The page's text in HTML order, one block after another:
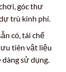
góc thư
trù kinh phí.
có, tái chế
tiên vật liệu
sử dụng.